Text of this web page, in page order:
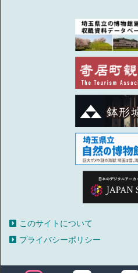
このサイトについて
プライバシーポリシー